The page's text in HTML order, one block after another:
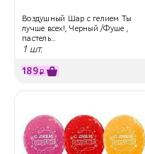
Воздушный Шар с гелием Ты
лучше всех!, Черный /Фуше ,
пастель...
1 шт.
189₽